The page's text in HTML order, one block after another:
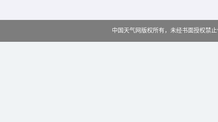
中国天气网版权所有，未经书面授权